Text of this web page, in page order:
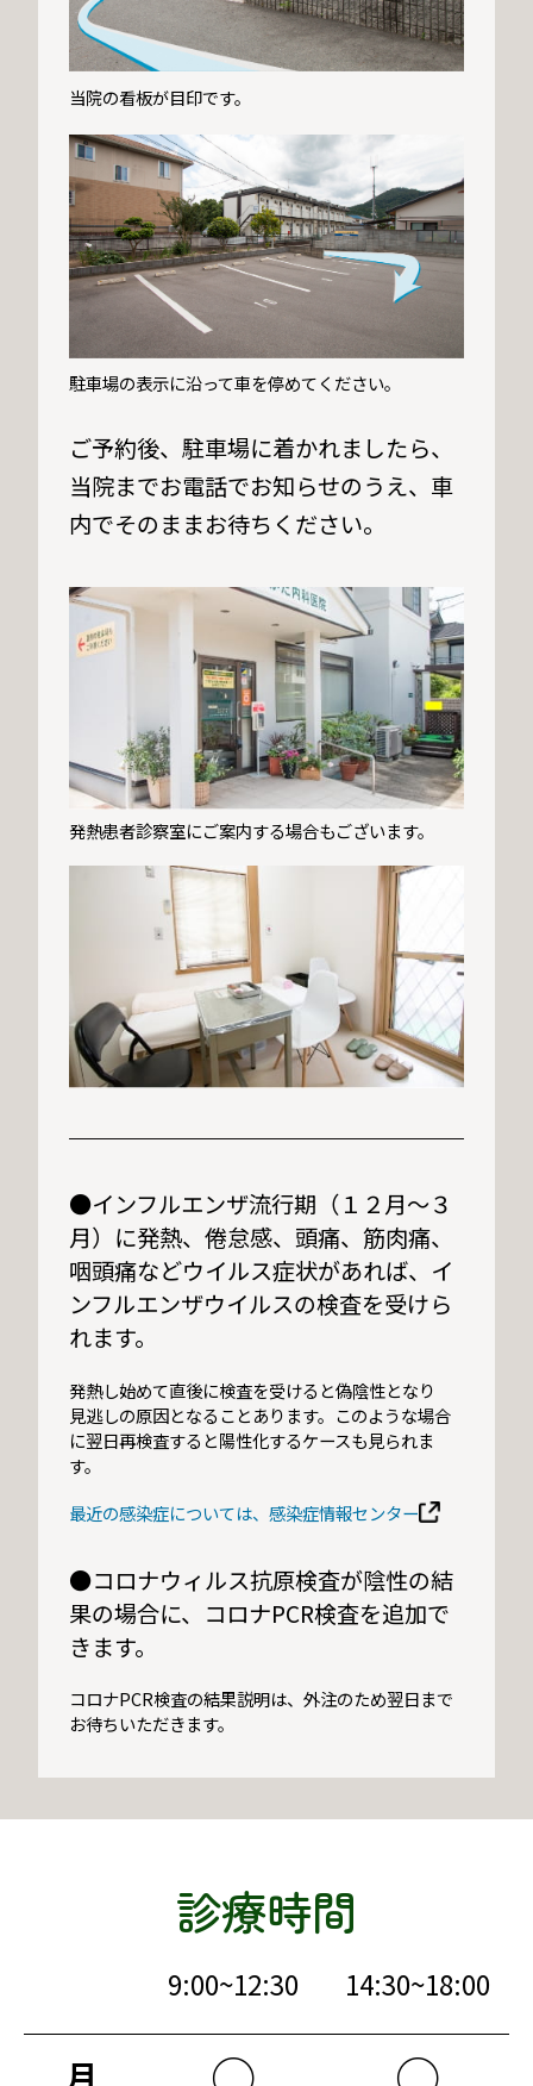
当院の看板が目印です。
駐車場の表示に沿って車を停めてください。
ご予約後、駐車場に着かれましたら、
当院までお電話でお知らせのうえ、車
内でそのままお待ちください。
発熱患者診察室にご案内する場合もございます。
●インフルエンザ流行期（１２月～３
月）に発熱、倦怠感、頭痛、筋肉痛、
咽頭痛などウイルス症状があれば、イ
ンフルエンザウイルスの検査を受けら
れます。
発熱し始めて直後に検査を受けると偽陰性となり
見逃しの原因となることあります。このような場合
に翌日再検査すると陽性化するケースも見られま
す。
最近の感染症については、感染症情報センター
●コロナウィルス抗原検査が陰性の結
果の場合に、コロナPCR検査を追加で
きます。
コロナPCR検査の結果説明は、外注のため翌日まで
お待ちいただきます。
診療時間
9:00~12:30 14:30~18:00
月